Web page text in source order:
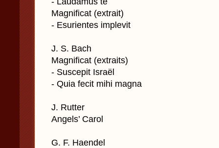
Magnificat (extrait)
- Esurientes implevit
J. S. Bach
Magnificat (extraits)
- Suscepit Israël
- Quia fecit mihi magna
J. Rutter
Angels’ Carol
G. F. Haendel